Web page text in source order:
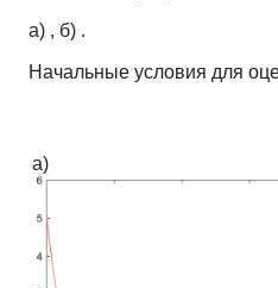
а) , б) .
Начальные условия для
а)